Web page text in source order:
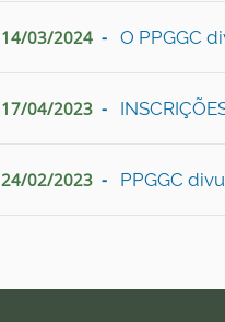
14/03/2024 O PPGGC
17/04/2023
24/02/2023 PPGGC